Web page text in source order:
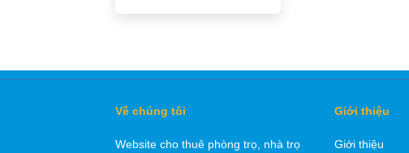
Về chúng tôi
Website cho thuê phòng trọ, nhà trọ
Giới thiệu
Giới thiệu